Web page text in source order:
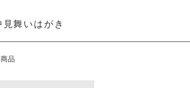
見舞いはがき
商品